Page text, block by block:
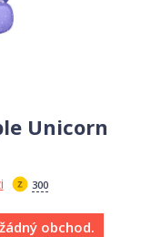
Unicorn
300
obchod.